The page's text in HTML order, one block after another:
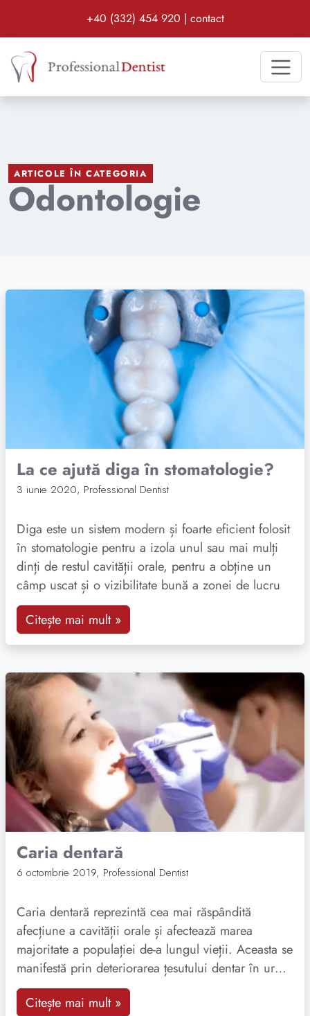
Date de contact:
+40 (332) 454 920 | contactProgram zilnic:
Clinica stomatologică Professional Dentist
ARTICOLE ÎN CATEGORIA
Odontologie
Citește mai mult
La ce ajută diga în stomatologie?
3 iunie 2020, Professional Dentist
Diga este un sistem modern și foarte eficient folosit
în stomatologie pentru a izola unul sau mai mulți
dinți de restul cavității orale, pentru a obține un
câmp uscat și o vizibilitate bună a zonei de lucru
Citește mai mult »
Citește mai mult
Caria dentară
6 octombrie 2019, Professional Dentist
Caria dentară reprezintă cea mai răspândită
afecțiune a cavității orale și afectează marea
majoritate a populației de-a lungul vieții. Aceasta se
manifestă prin deteriorarea țesutului dentar în urma
acumulării bacteriilor și sub acțiunea mai multor
factori nocivi.
Citește mai mult »